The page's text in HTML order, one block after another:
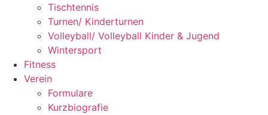
Tischtennis
Turnen/ Kinderturnen
Volleyball/ Volleyball Kinder & Jugend
Wintersport
Fitness
Verein
Formulare
Kurzbiografie